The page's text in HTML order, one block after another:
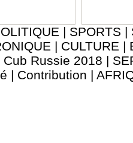
| SPORTS |
| CULTURE |
Cub Russie 2018 |
| Contribution |